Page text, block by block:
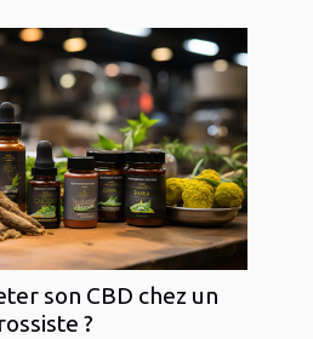
son CBD chez un
?